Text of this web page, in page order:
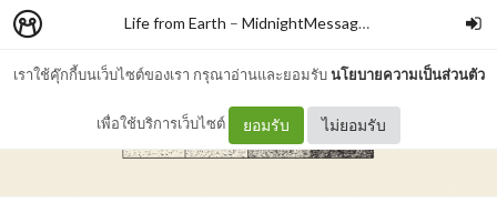
เราใช้คุ๊กกี้บนเว็บไซต์ของเรา กรุณาอ่านและยอมรับนโยบายความเป็นส่วนตัว
เพื่อใช้บริการเว็บไซต์ ยอมรับ ไม่ยอมรับ
Life from Earth – MidnightMessageBox